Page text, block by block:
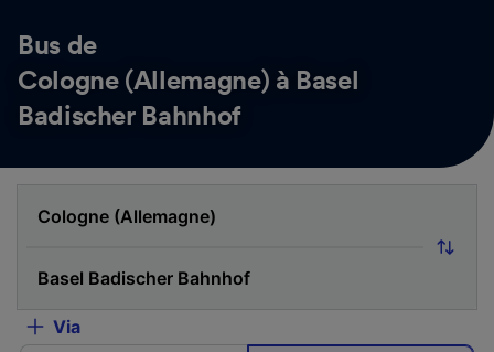
Bus de
Cologne (Allemagne) à Basel
Badischer Bahnhof
Via